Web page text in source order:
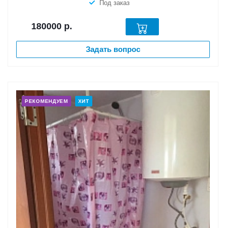
Под заказ
180000 р.
Задать вопрос
РЕКОМЕНДУЕМ ХИТ